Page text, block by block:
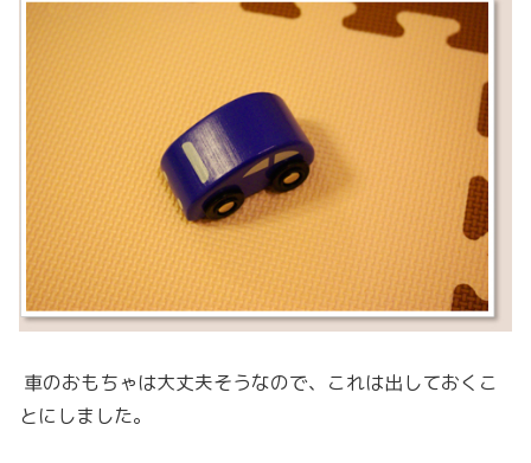
車のおもちゃは大丈夫そうなので、これは出しておくこ
とにしました。